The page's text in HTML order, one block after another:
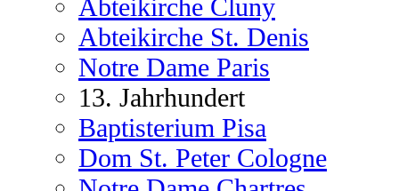
Abteikirche Cluny
Abteikirche St. Denis
Notre Dame Paris
13. Jahrhundert
Baptisterium Pisa
Dom St. Peter Cologne